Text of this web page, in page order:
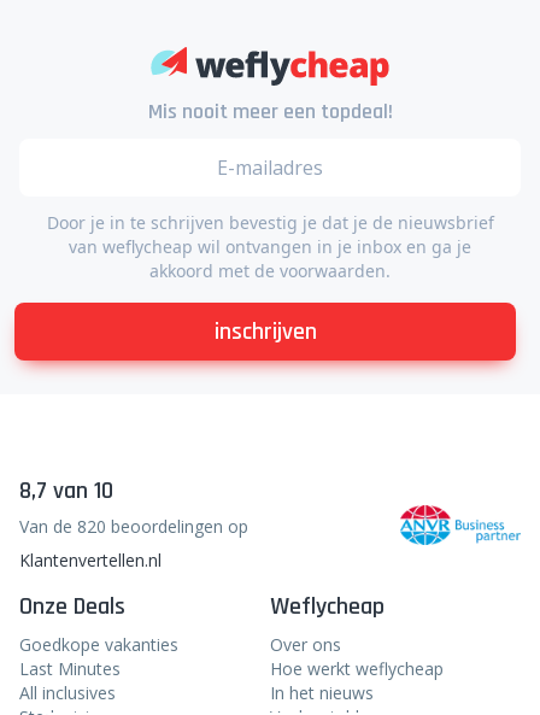
Mis nooit meer een topdeal!
Door je in te schrijven bevestig je dat je de nieuwsbrief
van weflycheap wil ontvangen in je inbox en ga je
akkoord met de voorwaarden.
inschrijven
8,7 van 10
Van de 820 beoordelingen op
Klantenvertellen.nl
Onze Deals
Goedkope vakanties
Last Minutes
All inclusives
Weflycheap
Over ons
Hoe werkt weflycheap
In het nieuws